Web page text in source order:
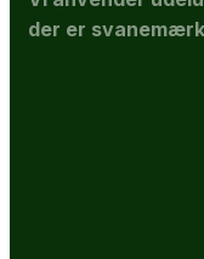
der er